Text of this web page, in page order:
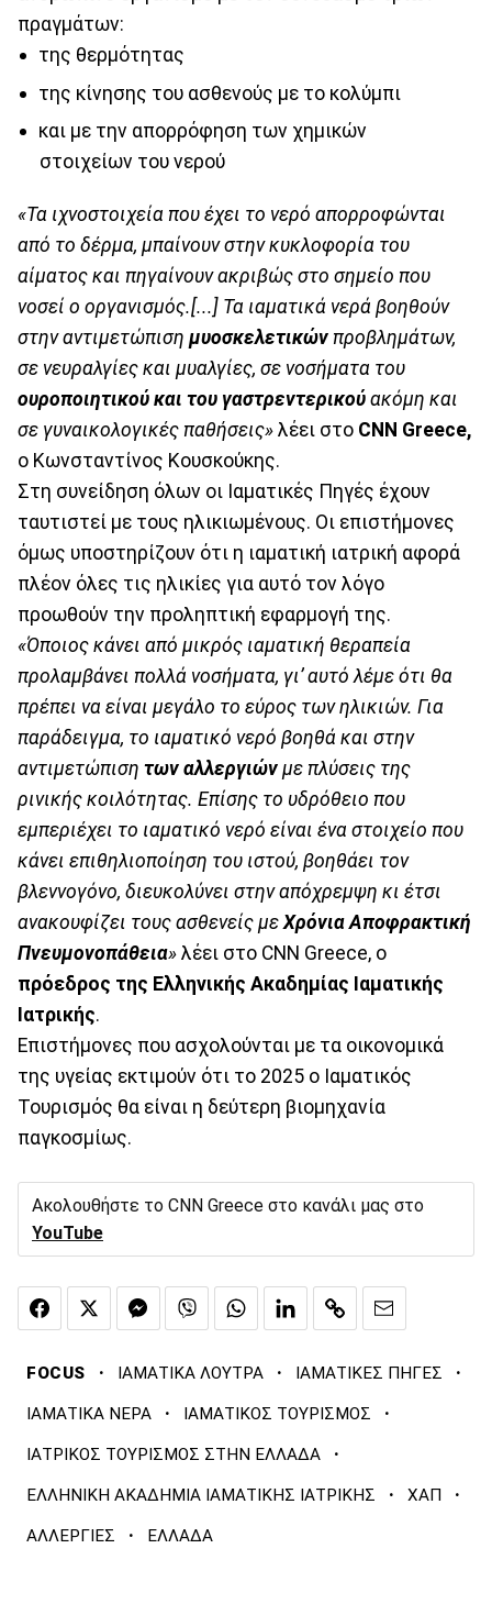
πραγμάτων:
της θερμότητας
της κίνησης του ασθενούς με το κολύμπι
και με την απορρόφηση των χημικών
στοιχείων του νερού
«Τα ιχνοστοιχεία που έχει το νερό απορροφώνται
από το δέρμα, μπαίνουν στην κυκλοφορία του
αίματος και πηγαίνουν ακριβώς στο σημείο που
νοσεί ο οργανισμός.[...] Τα ιαματικά νερά βοηθούν
στην αντιμετώπιση μυοσκελετικών προβλημάτων,
σε νευραλγίες και μυαλγίες, σε νοσήματα του
ουροποιητικού και του γαστρεντερικού ακόμη και
σε γυναικολογικές παθήσεις» λέει στο CNN Greece,
o Κωνσταντίνος Κουσκούκης.
Στη συνείδηση όλων οι Ιαματικές Πηγές έχουν
ταυτιστεί με τους ηλικιωμένους. Οι επιστήμονες
όμως υποστηρίζουν ότι η ιαματική ιατρική αφορά
πλέον όλες τις ηλικίες για αυτό τον λόγο
προωθούν την προληπτική εφαρμογή της.
«Όποιος κάνει από μικρός ιαματική θεραπεία
προλαμβάνει πολλά νοσήματα, γι’ αυτό λέμε ότι θα
πρέπει να είναι μεγάλο το εύρος των ηλικιών. Για
παράδειγμα, το ιαματικό νερό βοηθά και στην
αντιμετώπιση των αλλεργιών με πλύσεις της
ρινικής κοιλότητας. Επίσης το υδρόθειο που
εμπεριέχει το ιαματικό νερό είναι ένα στοιχείο που
κάνει επιθηλιοποίηση του ιστού, βοηθάει τον
βλεννογόνο, διευκολύνει στην απόχρεμψη κι έτσι
ανακουφίζει τους ασθενείς μεΧρόνια Αποφρακτική
Πνευμονοπάθεια» λέει στο CNN Greece, ο
πρόεδρος της Ελληνικής Ακαδημίας Ιαματικής
Ιατρικής.
Επιστήμονες που ασχολούνται με τα οικονομικά
της υγείας εκτιμούν ότι το 2025 ο Ιαματικός
Τουρισμός θα είναι η δεύτερη βιομηχανία
παγκοσμίως.
Ακολουθήστε το CNN Greece στο κανάλι μας στο
YouTube
FOCUS · ΙΑΜΑΤΙΚΑ ΛΟΥΤΡΑ · ΙΑΜΑΤΙΚΕΣ ΠΗΓΕΣ ·
ΙΑΜΑΤΙΚΑ ΝΕΡΑ · ΙΑΜΑΤΙΚΟΣ ΤΟΥΡΙΣΜΟΣ ·
ΙΑΤΡΙΚΟΣ ΤΟΥΡΙΣΜΟΣ ΣΤΗΝ ΕΛΛΑΔΑ ·
ΕΛΛΗΝΙΚΗ ΑΚΑΔΗΜΙΑ ΙΑΜΑΤΙΚΗΣ ΙΑΤΡΙΚΗΣ · ΧΑΠ ·
ΑΛΛΕΡΓΙΕΣ · ΕΛΛΑΔΑ